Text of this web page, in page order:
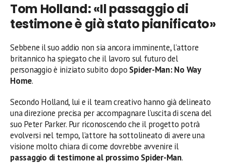
Tom Holland: «Il passaggio di
testimone è già stato pianificato»
Sebbene il suo addio non sia ancora imminente, l’attore
britannico ha spiegato che il lavoro sul futuro del
personaggio è iniziato subito dopo Spider-Man: No Way
Home.
Secondo Holland, lui e il team creativo hanno già delineato
una direzione precisa per accompagnare l’uscita di scena del
suo Peter Parker. Pur riconoscendo che il progetto potrà
evolversi nel tempo, l’attore ha sottolineato di avere una
visione molto chiara di come dovrebbe avvenire il
passaggio di testimone al prossimo Spider-Man.